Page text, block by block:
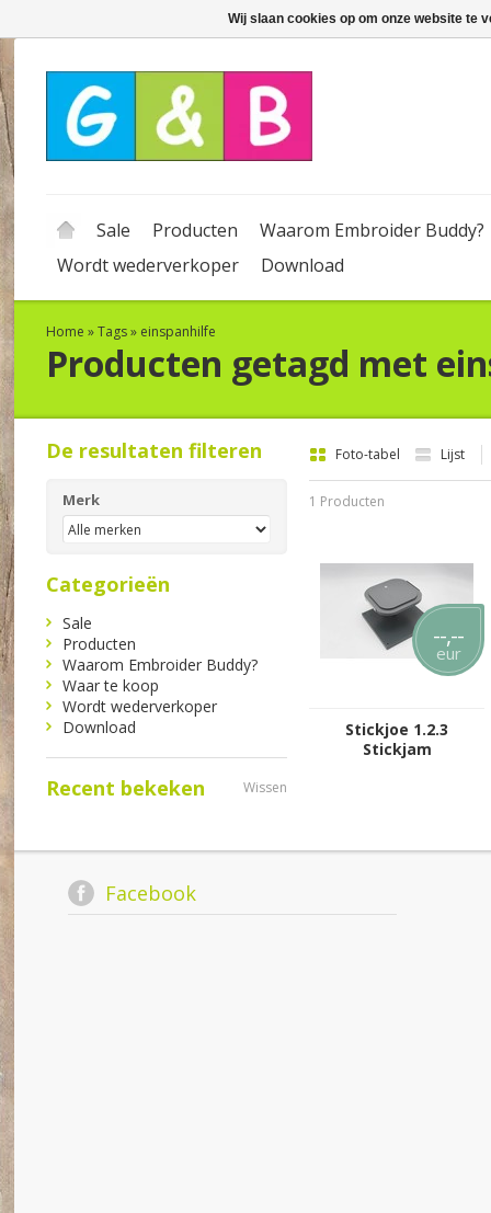
Sale Producten
Waarom Embroider Buddy?
Wordt wederverkoper
Download
Home »Tags» einspanhilfe
Producten getagd met
Foto-tabel Lijst
1 Producten
--,--
eur
Stickjoe 1.2.3
Stickjam
De resultaten filteren
Merk
Categorieën
Sale
Producten
Waarom Embroider Buddy?
Waar te koop
Wordt wederverkoper
Download
Recent bekeken Wissen
Facebook
Wij slaan cookies op om onze website te